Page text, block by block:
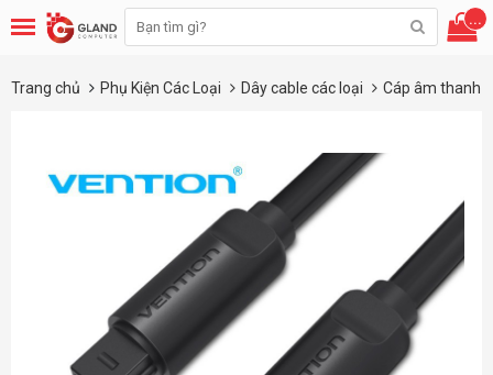
...
Trang chủ Phụ Kiện Các Loại Dây cable các loại Cáp âm thanh